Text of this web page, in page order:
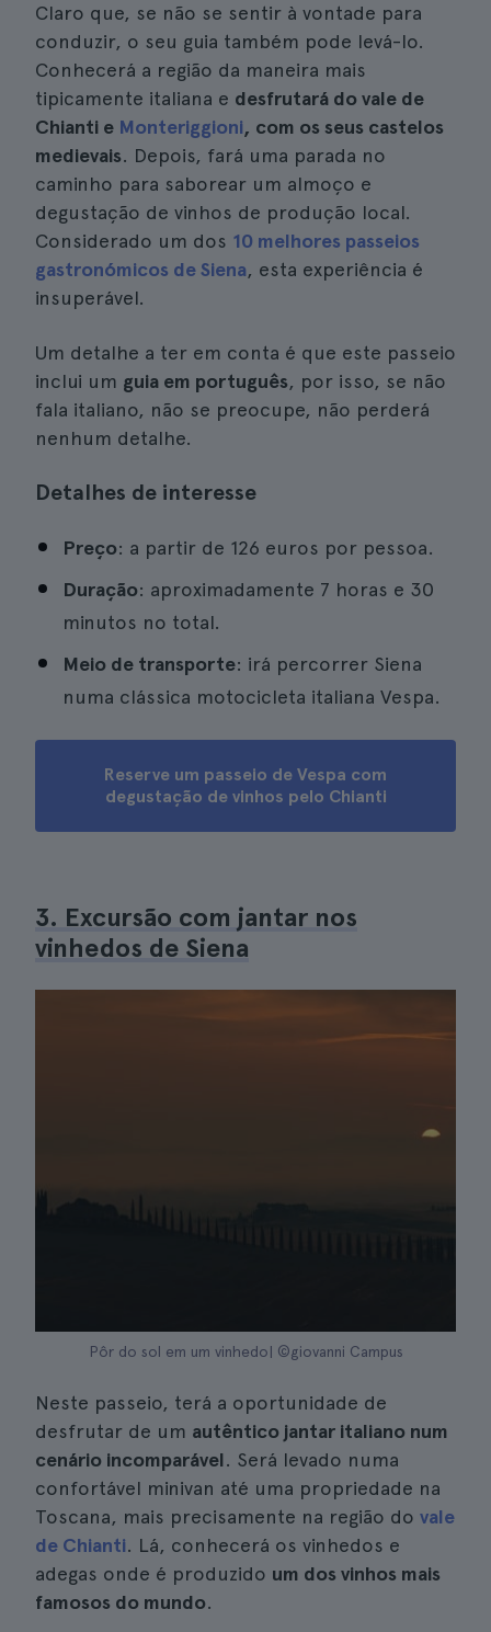
Claro que, se não se sentir à vontade para
conduzir, o seu guia também pode levá-lo.
Conhecerá a região da maneira mais
tipicamente italiana e desfrutará do vale de
Chianti e Monteriggioni, com os seus castelos
medievais. Depois, fará uma parada no
caminho para saborear um almoço e
degustação de vinhos de produção local.
Considerado um dos 10 melhores passeios
gastronómicos de Siena, esta experiência é
insuperável.
Um detalhe a ter em conta é que este passeio
inclui um guia em português, por isso, se não
fala italiano, não se preocupe, não perderá
nenhum detalhe.
Detalhes de interesse
Preço: a partir de 126 euros por pessoa.
Duração: aproximadamente 7 horas e 30
minutos no total.
Meio de transporte: irá percorrer Siena
numa clássica motocicleta italiana Vespa.
Reserve um passeio de Vespa com
degustação de vinhos pelo Chianti
3. Excursão com jantar nos
vinhedos de Siena
Pôr do sol em um vinhedo| ©giovanni Campus
Neste passeio, terá a oportunidade de
desfrutar de um autêntico jantar italiano num
cenário incomparável. Será levado numa
confortável minivan até uma propriedade na
Toscana, mais precisamente na região do vale
de Chianti. Lá, conhecerá os vinhedos e
adegas onde é produzido um dos vinhos mais
famosos do mundo.